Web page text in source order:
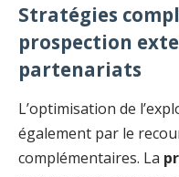
Stratégies
prospection
partenariats
L’optimisation de
également par le
complémentaires. La